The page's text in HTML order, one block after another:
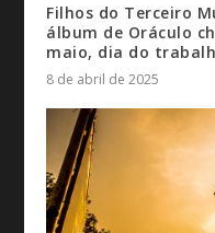
Filhos do Terceiro
álbum de Oráculo
maio, dia do
8 de abril de 2025